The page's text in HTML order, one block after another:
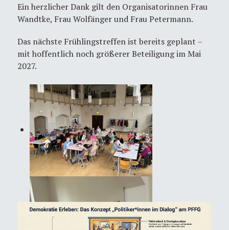
Ein herzlicher Dank gilt den Organisatorinnen Frau
Wandtke, Frau Wolfänger und Frau Petermann.
Das nächste Frühlingstreffen ist bereits geplant –
mit hoffentlich noch größerer Beteiligung im Mai
2027.